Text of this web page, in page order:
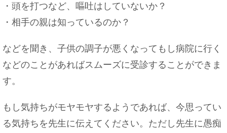
・頭を打つなど、嘔吐はしていないか？
・相手の親は知っているのか？
などを聞き、子供の調子が悪くなってもし病院に行く
などのことがあればスムーズに受診することができま
す。
もし気持ちがモヤモヤするようであれば、今思ってい
る気持ちを先生に伝えてください。ただし先生に愚痴